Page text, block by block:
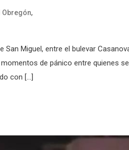
Obregón,
Miguel, entre el bulevar
de pánico entre quienes se
con […]